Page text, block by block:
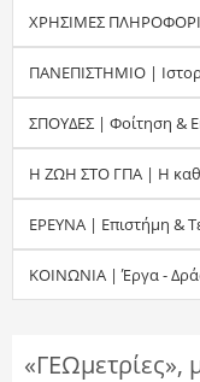
α
ν
ζ
τ
ΧΡΗΣΙΜΕΣ
ΠΑΝΕΠΙΣΤΗΜΙΟ |
ΣΠΟΥΔΕΣ | Φοίτηση &
Η ΖΩΗ ΣΤΟ ΓΠΑ | Η
ΕΡΕΥΝΑ | Επιστήμη &
ΚΟΙΝΩΝΙΑ | Έργα -
«ΓΕΩμετρίες»,